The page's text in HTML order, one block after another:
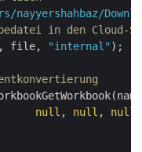
nayyershahbaz/
in den Cloud-
, file, "internal" );
null , null , null